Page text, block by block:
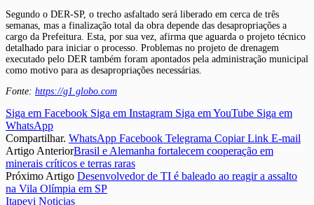
Segundo o DER-SP, o trecho asfaltado será liberado em cerca de três
semanas, mas a finalização total da obra depende das desapropriações a
cargo da Prefeitura. Esta, por sua vez, afirma que aguarda o projeto técnico
detalhado para iniciar o processo. Problemas no projeto de drenagem
executado pelo DER também foram apontados pela administração municipal
como motivo para as desapropriações necessárias.
Fonte: https://g1.globo.com
Siga em Facebook Siga em Instagram Siga em YouTube Siga em
WhatsApp
Compartilhar. WhatsApp Facebook Telegrama Copiar Link E-mail
Artigo AnteriorBrasil e Alemanha fortalecem cooperação em
minerais críticos e terras raras
Próximo Artigo Desenvolvedor de TI é baleado ao reagir a assalto
na Vila Olímpia em SP
Itapevi Noticias